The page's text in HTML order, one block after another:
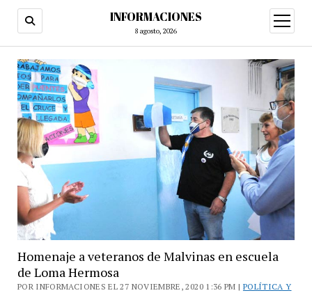
INFORMACIONES
8 agosto, 2026
abrir
menú
Homenaje a veteranos de Malvinas en escuela
de Loma Hermosa
POR INFORMACIONES EL 27 NOVIEMBRE, 2020 1:36 PM | POLÍTICA Y